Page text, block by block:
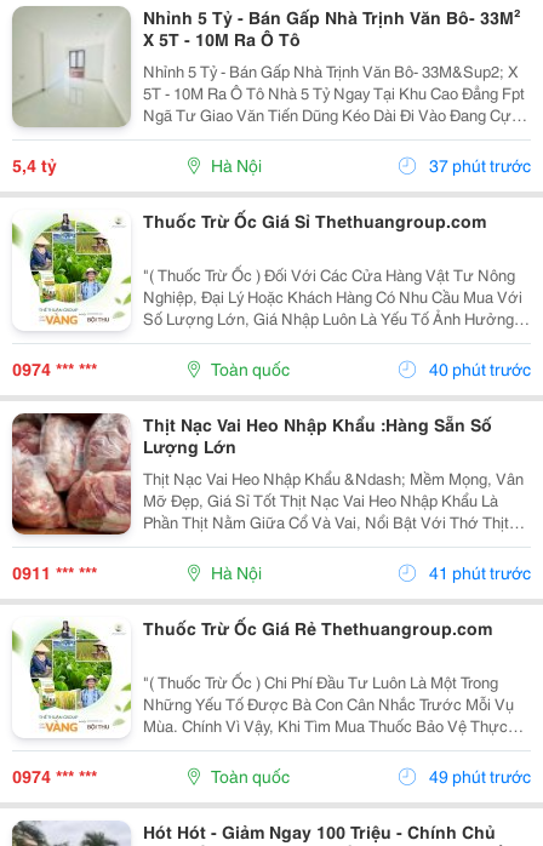
Nhỉnh 5 Tỷ - Bán Gấp Nhà Trịnh Văn Bô- 33M²
X 5T - 10M Ra Ô Tô
Nhỉnh 5 Tỷ - Bán Gấp Nhà Trịnh Văn Bô- 33M&Sup2; X
5T - 10M Ra Ô Tô Nhà 5 Tỷ Ngay Tại Khu Cao Đẳng Fpt
Ngã Tư Giao Văn Tiến Dũng Kéo Dài Đi Vào Đang Cực
Kỳ Đẹp. Căn Này Lại Có 5 Tầng, Gần Ô Tô, Gần Phố Và
5,4 tỷ Hà Nội 37 phút trước
Thuốc Trừ Ốc Giá Sỉ Thethuangroup.com
"( Thuốc Trừ Ốc ) Đối Với Các Cửa Hàng Vật Tư Nông
Nghiệp, Đại Lý Hoặc Khách Hàng Có Nhu Cầu Mua Với
Số Lượng Lớn, Giá Nhập Luôn Là Yếu Tố Ảnh Hưởng
Trực Tiếp Đến Hiệu Quả Kinh Doanh. Tuy Nhiên, Một
Nguồn Hàng Tốt Không Chỉ Dừng Lại Ở Mức Giá
Cạnh...
0974 *** *** Toàn quốc 40 phút trước
Thịt Nạc Vai Heo Nhập Khẩu :Hàng Sẵn Số
Lượng Lớn
Thịt Nạc Vai Heo Nhập Khẩu &Ndash; Mềm Mọng, Vân
Mỡ Đẹp, Giá Sỉ Tốt Thịt Nạc Vai Heo Nhập Khẩu Là
Phần Thịt Nằm Giữa Cổ Và Vai, Nổi Bật Với Thớ Thịt
Săn Chắc, Tỷ Lệ Nạc Cao Và Các Vân Mỡ Mảnh Phân
Bố Tự Nhiên . Sự Kết Hợp Hài Hòa Giữa Nạc Và Mỡ...
0911 *** *** Hà Nội 41 phút trước
Thuốc Trừ Ốc Giá Rẻ Thethuangroup.com
"( Thuốc Trừ Ốc ) Chi Phí Đầu Tư Luôn Là Một Trong
Những Yếu Tố Được Bà Con Cân Nhắc Trước Mỗi Vụ
Mùa. Chính Vì Vậy, Khi Tìm Mua Thuốc Bảo Vệ Thực
Vật, Nhiều Người Thường Ưu Tiên Những Sản Phẩm
Có Mức Giá Hợp Lý Để Tiết Kiệm Ngân Sách. Tuy
Nhiên, Giá...
0974 *** *** Toàn quốc 49 phút trước
Hót Hót - Giảm Ngay 100 Triệu - Chính Chủ